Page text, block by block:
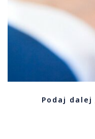
Podaj dalej